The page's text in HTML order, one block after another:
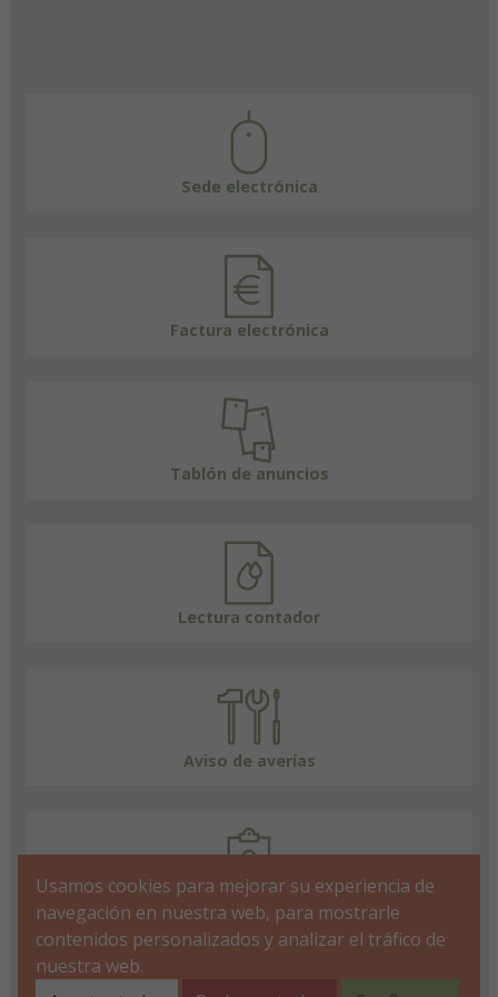
Sede electrónica
Factura electrónica
Tablón de anuncios
Lectura contador
Aviso de averías
FAQs
Usamos cookies para mejorar su experiencia de
navegación en nuestra web, para mostrarle
contenidos personalizados y analizar el tráfico de
nuestra web.